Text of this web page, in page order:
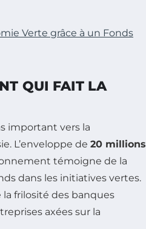
Verte grâce à un Fonds
QUI FAIT LA
important vers la
L’enveloppe de 20 millions
témoigne de la
dans les initiatives vertes.
frilosité des banques
axées sur la